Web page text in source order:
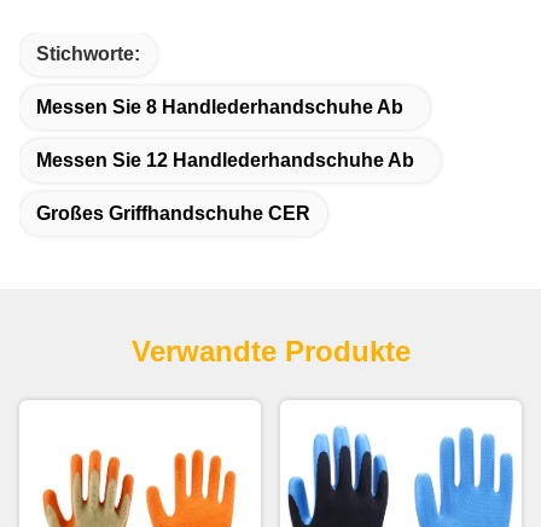
Stichworte:
Messen Sie 8 Handlederhandschuhe Ab
Messen Sie 12 Handlederhandschuhe Ab
Großes Griffhandschuhe CER
Verwandte Produkte